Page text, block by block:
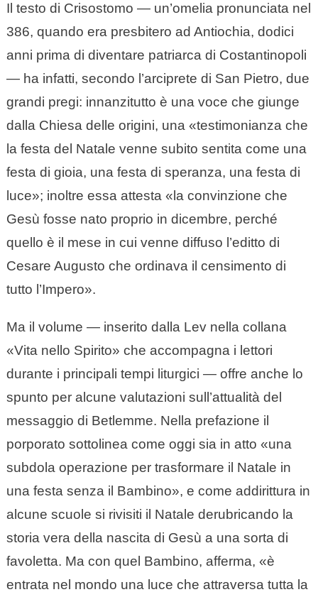
Il testo di Crisostomo — un’omelia pronunciata nel
386, quando era presbitero ad Antiochia, dodici
anni prima di diventare patriarca di Costantinopoli
— ha infatti, secondo l’arciprete di San Pietro, due
grandi pregi: innanzitutto è una voce che giunge
dalla Chiesa delle origini, una «testimonianza che
la festa del Natale venne subito sentita come una
festa di gioia, una festa di speranza, una festa di
luce»; inoltre essa attesta «la convinzione che
Gesù fosse nato proprio in dicembre, perché
quello è il mese in cui venne diffuso l’editto di
Cesare Augusto che ordinava il censimento di
tutto l’Impero».
Ma il volume — inserito dalla Lev nella collana
«Vita nello Spirito» che accompagna i lettori
durante i principali tempi liturgici — offre anche lo
spunto per alcune valutazioni sull’attualità del
messaggio di Betlemme. Nella prefazione il
porporato sottolinea come oggi sia in atto «una
subdola operazione per trasformare il Natale in
una festa senza il Bambino», e come addirittura in
alcune scuole si rivisiti il Natale derubricando la
storia vera della nascita di Gesù a una sorta di
favoletta. Ma con quel Bambino, afferma, «è
entrata nel mondo una luce che attraversa tutta la